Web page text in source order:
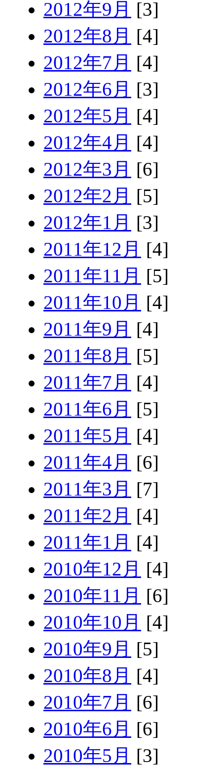
2012年9月 [3]
2012年8月 [4]
2012年7月 [4]
2012年6月 [3]
2012年5月 [4]
2012年4月 [4]
2012年3月 [6]
2012年2月 [5]
2012年1月 [3]
2011年12月 [4]
2011年11月 [5]
2011年10月 [4]
2011年9月 [4]
2011年8月 [5]
2011年7月 [4]
2011年6月 [5]
2011年5月 [4]
2011年4月 [6]
2011年3月 [7]
2011年2月 [4]
2011年1月 [4]
2010年12月 [4]
2010年11月 [6]
2010年10月 [4]
2010年9月 [5]
2010年8月 [4]
2010年7月 [6]
2010年6月 [6]
2010年5月 [3]